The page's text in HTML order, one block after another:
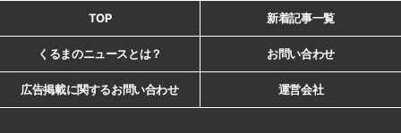
TOP 新着記事一覧
くるまのニュースとは？ お問い合わせ
広告掲載に関するお問い合わせ 運営会社